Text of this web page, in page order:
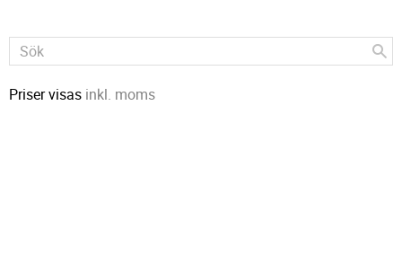
Priser visas inkl. moms